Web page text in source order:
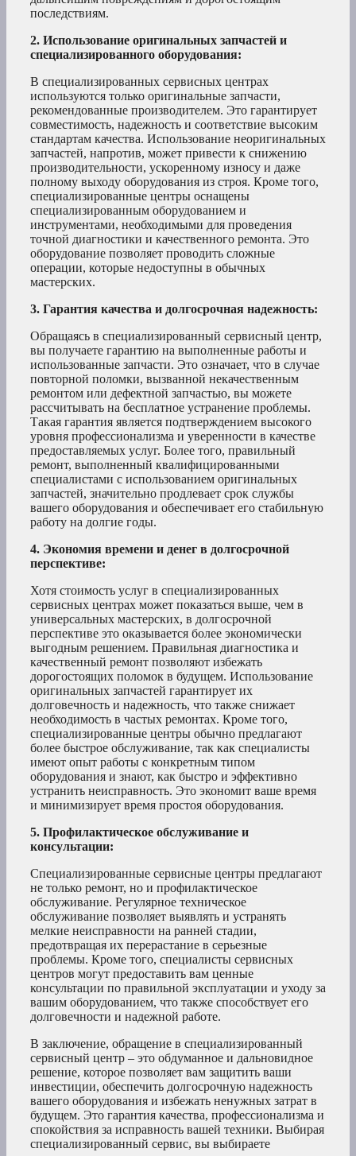
последствиям.
2. Использование оригинальных запчастей и
специализированного оборудования:
В специализированных сервисных центрах
используются только оригинальные запчасти,
рекомендованные производителем. Это гарантирует
совместимость, надежность и соответствие высоким
стандартам качества. Использование неоригинальных
запчастей, напротив, может привести к снижению
производительности, ускоренному износу и даже
полному выходу оборудования из строя. Кроме того,
специализированные центры оснащены
специализированным оборудованием и
инструментами, необходимыми для проведения
точной диагностики и качественного ремонта. Это
оборудование позволяет проводить сложные
операции, которые недоступны в обычных
мастерских.
3. Гарантия качества и долгосрочная надежность:
Обращаясь в специализированный сервисный центр,
вы получаете гарантию на выполненные работы и
использованные запчасти. Это означает, что в случае
повторной поломки, вызванной некачественным
ремонтом или дефектной запчастью, вы можете
рассчитывать на бесплатное устранение проблемы.
Такая гарантия является подтверждением высокого
уровня профессионализма и уверенности в качестве
предоставляемых услуг. Более того, правильный
ремонт, выполненный квалифицированными
специалистами с использованием оригинальных
запчастей, значительно продлевает срок службы
вашего оборудования и обеспечивает его стабильную
работу на долгие годы.
4. Экономия времени и денег в долгосрочной
перспективе:
Хотя стоимость услуг в специализированных
сервисных центрах может показаться выше, чем в
универсальных мастерских, в долгосрочной
перспективе это оказывается более экономически
выгодным решением. Правильная диагностика и
качественный ремонт позволяют избежать
дорогостоящих поломок в будущем. Использование
оригинальных запчастей гарантирует их
долговечность и надежность, что также снижает
необходимость в частых ремонтах. Кроме того,
специализированные центры обычно предлагают
более быстрое обслуживание, так как специалисты
имеют опыт работы с конкретным типом
оборудования и знают, как быстро и эффективно
устранить неисправность. Это экономит ваше время
и минимизирует время простоя оборудования.
5. Профилактическое обслуживание и
консультации:
Специализированные сервисные центры предлагают
не только ремонт, но и профилактическое
обслуживание. Регулярное техническое
обслуживание позволяет выявлять и устранять
мелкие неисправности на ранней стадии,
предотвращая их перерастание в серьезные
проблемы. Кроме того, специалисты сервисных
центров могут предоставить вам ценные
консультации по правильной эксплуатации и уходу за
вашим оборудованием, что также способствует его
долговечности и надежной работе.
В заключение, обращение в специализированный
сервисный центр – это обдуманное и дальновидное
решение, которое позволяет вам защитить ваши
инвестиции, обеспечить долгосрочную надежность
вашего оборудования и избежать ненужных затрат в
будущем. Это гарантия качества, профессионализма и
спокойствия за исправность вашей техники. Выбирая
специализированный сервис, вы выбираете